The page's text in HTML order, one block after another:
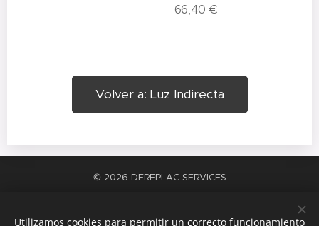
66,40 €
Volver a: Luz Indirecta
© 2026 DEREPLAC SERVICES
Utilizamos cookies para permitir un correcto funcionamiento